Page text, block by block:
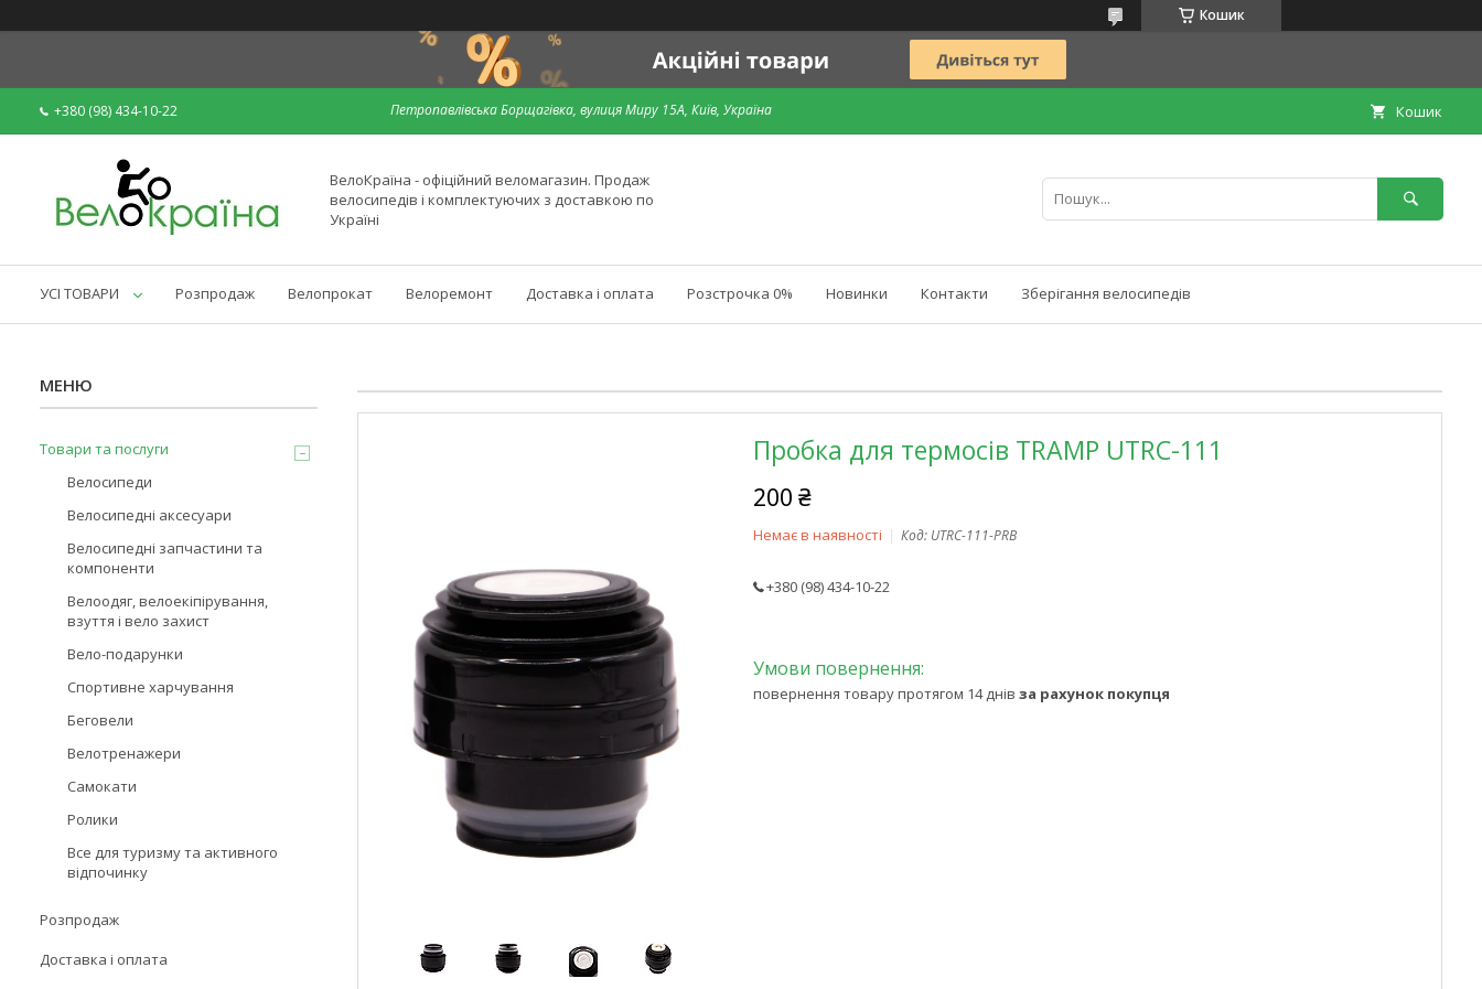
Кошик
+380 (98) 434-10-22 Петропавлівська Борщагівка, вулиця Миру 15А, Київ, Україна Кошик
ВелоКраїна - офіційний веломагазин. Продаж
велосипедів і комплектуючих з доставкою по
Україні
УСІ ТОВАРИ Розпродаж Велопрокат Велоремонт Доставка і оплата Розстрочка 0% Новинки Контакти Зберігання велосипедів
Пробка для термосів TRAMP UTRC-111
200 ₴
Немає в наявності Код: UTRC-111-PRB
+380 (98) 434-10-22
повернення товару протягом 14 днів за рахунок покупця
Товари та послуги
Велосипеди
Велосипедні аксесуари
Велосипедні запчастини та
компоненти
Велоодяг, велоекіпірування,
взуття і вело захист
Вело-подарунки
Спортивне харчування
Беговели
Велотренажери
Самокати
Ролики
Все для туризму та активного
відпочинку
Розпродаж
Доставка і оплата